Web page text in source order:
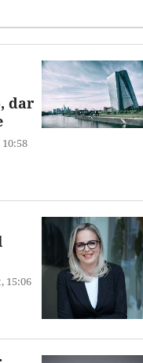
dar
10:58
15:06